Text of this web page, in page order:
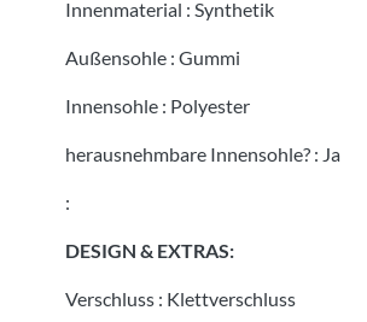
Innenmaterial : Synthetik
Außensohle : Gummi
Innensohle : Polyester
herausnehmbare Innensohle? : Ja
:
DESIGN & EXTRAS:
Verschluss : Klettverschluss